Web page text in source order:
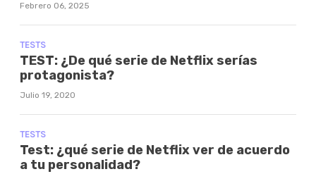
Febrero 06, 2025
TESTS
TEST: ¿De qué serie de Netflix serías
protagonista?
Julio 19, 2020
TESTS
Test: ¿qué serie de Netflix ver de acuerdo
a tu personalidad?